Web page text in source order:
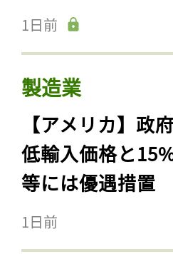
1日前
製造業
【アメリカ】政
低輸入価格と
等には優遇措置
1日前